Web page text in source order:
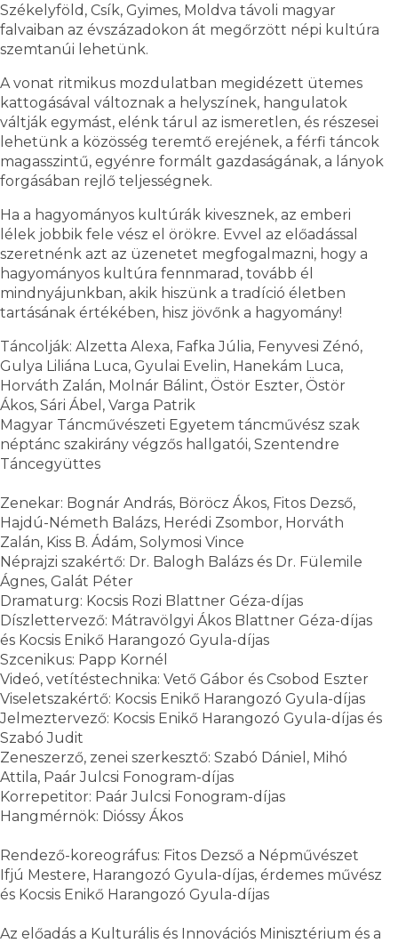
Székelyföld, Csík, Gyimes, Moldva távoli magyar
falvaiban az évszázadokon át megőrzött népi kultúra
szemtanúi lehetünk.
A vonat ritmikus mozdulatban megidézett ütemes
kattogásával változnak a helyszínek, hangulatok
váltják egymást, elénk tárul az ismeretlen, és részesei
lehetünk a közösség teremtő erejének, a férfi táncok
magasszintű, egyénre formált gazdaságának, a lányok
forgásában rejlő teljességnek.
Ha a hagyományos kultúrák kivesznek, az emberi
lélek jobbik fele vész el örökre. Evvel az előadással
szeretnénk azt az üzenetet megfogalmazni, hogy a
hagyományos kultúra fennmarad, tovább él
mindnyájunkban, akik hiszünk a tradíció életben
tartásának értékében, hisz jövőnk a hagyomány!
Táncolják: Alzetta Alexa, Fafka Júlia, Fenyvesi Zénó,
Gulya Liliána Luca, Gyulai Evelin, Hanekám Luca,
Horváth Zalán, Molnár Bálint, Östör Eszter, Östör
Ákos, Sári Ábel, Varga Patrik
Magyar Táncművészeti Egyetem táncművész szak
néptánc szakirány végzős hallgatói, Szentendre
Táncegyüttes
Zenekar: Bognár András, Böröcz Ákos, Fitos Dezső,
Hajdú-Németh Balázs, Herédi Zsombor, Horváth
Zalán, Kiss B. Ádám, Solymosi Vince
Néprajzi szakértő: Dr. Balogh Balázs és Dr. Fülemile
Ágnes, Galát Péter
Dramaturg: Kocsis Rozi Blattner Géza-díjas
Díszlettervező: Mátravölgyi Ákos Blattner Géza-díjas
és Kocsis Enikő Harangozó Gyula-díjas
Szcenikus: Papp Kornél
Videó, vetítéstechnika: Vető Gábor és Csobod Eszter
Viseletszakértő: Kocsis Enikő Harangozó Gyula-díjas
Jelmeztervező: Kocsis Enikő Harangozó Gyula-díjas és
Szabó Judit
Zeneszerző, zenei szerkesztő: Szabó Dániel, Mihó
Attila, Paár Julcsi Fonogram-díjas
Korrepetitor: Paár Julcsi Fonogram-díjas
Hangmérnök: Dióssy Ákos
Rendező-koreográfus: Fitos Dezső a Népművészet
Ifjú Mestere, Harangozó Gyula-díjas, érdemes művész
és Kocsis Enikő Harangozó Gyula-díjas
Az előadás a Kulturális és Innovációs Minisztérium és a